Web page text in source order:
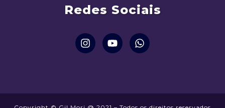
Redes Sociais